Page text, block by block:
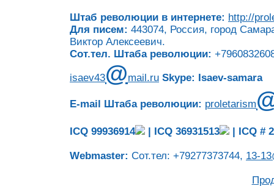
Штаб революции в интернете: http://
Для писем: 443074, Россия, город
Виктор Алексеевич.
Сот.тел. Штаба революции:
isaev43@mail.ru Skype: Isaev-samara
E-mail Штаба революции: proletarism
ICQ 99936914 | ICQ 36931513 | ICQ #
Webmaster: Сот.тел: +79277373744, 13-